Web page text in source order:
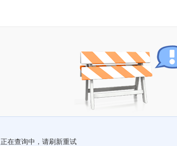
正在查询中，请刷新重试